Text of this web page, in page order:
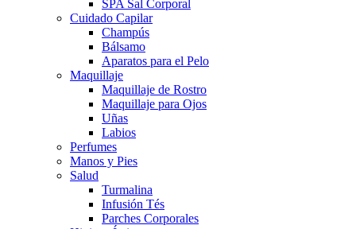
SPA Sal Corporal
Cuidado Capilar
Champús
Bálsamo
Aparatos para el Pelo
Maquillaje
Maquillaje de Rostro
Maquillaje para Ojos
Uñas
Labios
Perfumes
Manos y Pies
Salud
Turmalina
Infusión Tés
Parches Corporales